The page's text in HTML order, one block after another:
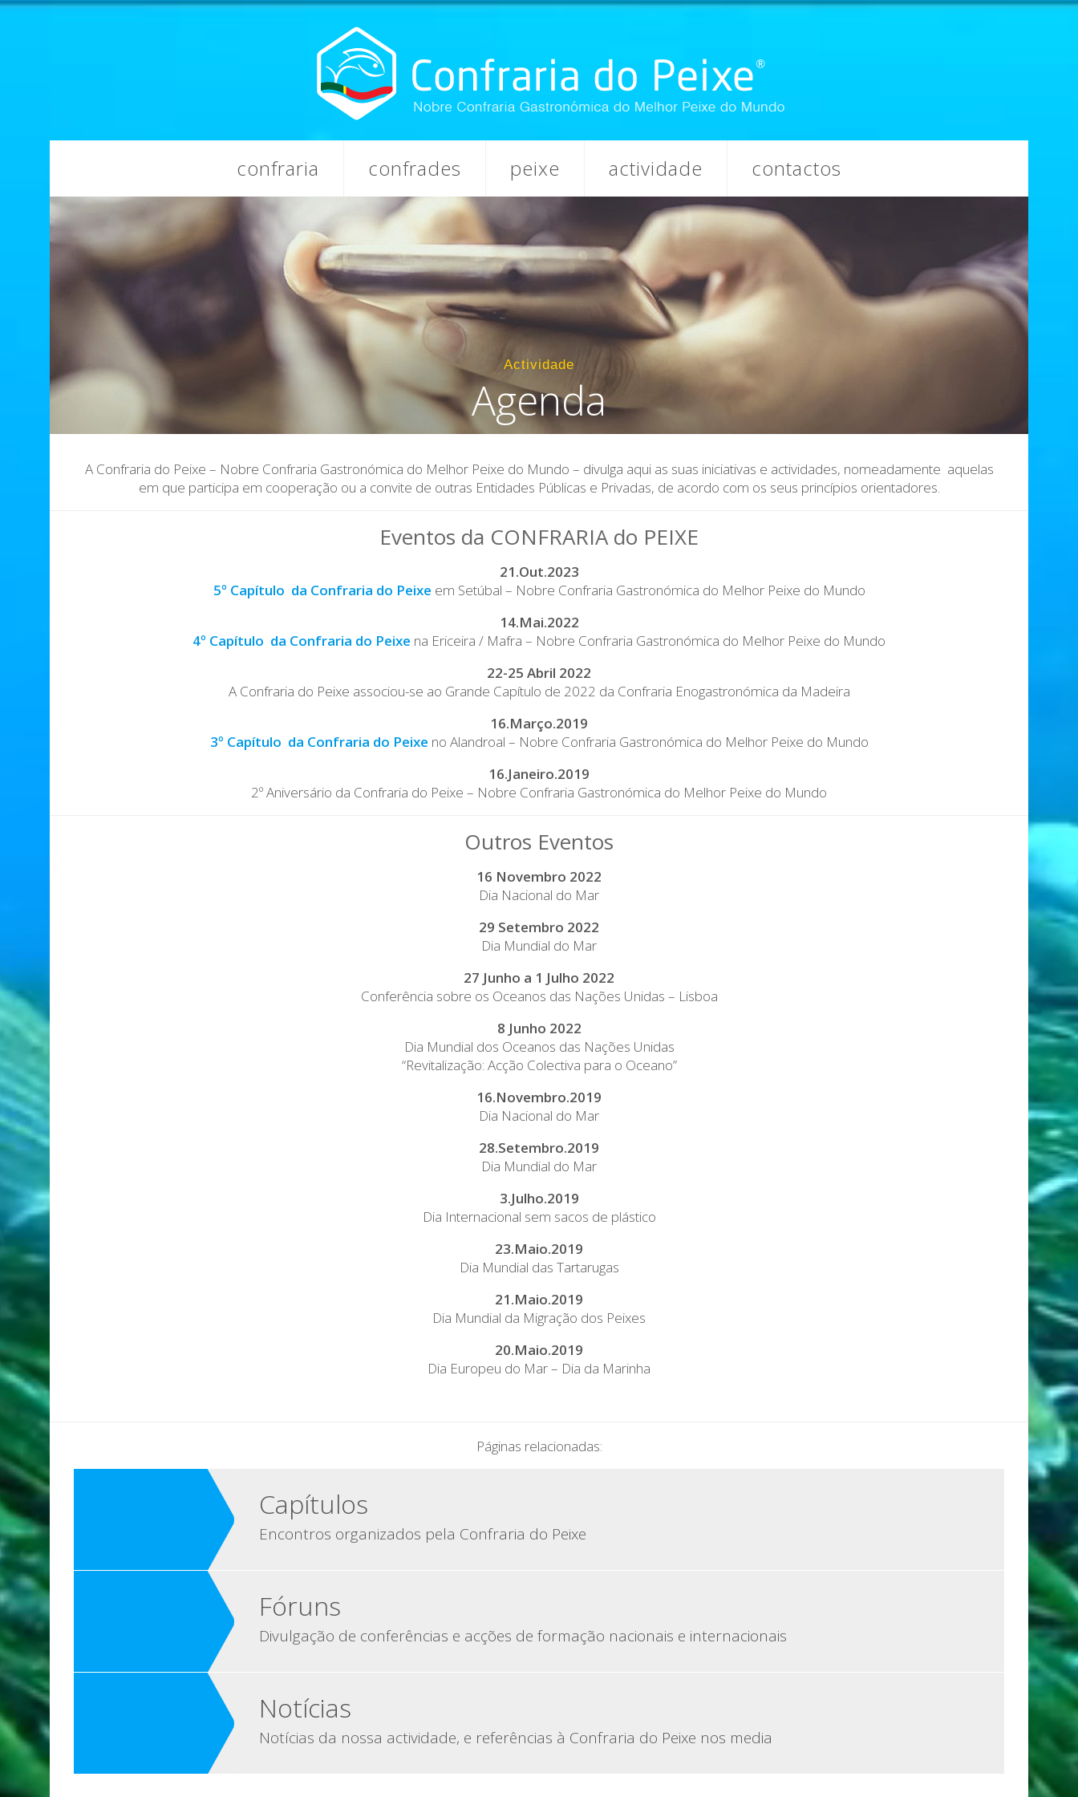
confraria confrades peixe actividade contactos
Actividade
Agenda
A Confraria do Peixe – Nobre Confraria Gastronómica do Melhor Peixe do Mundo – divulga aqui as suas iniciativas e actividades, nomeadamente aquelas
em que participa em cooperação ou a convite de outras Entidades Públicas e Privadas, de acordo com os seus princípios orientadores.
Eventos da CONFRARIA do PEIXE
21.Out.2023
5º Capítulo da Confraria do Peixe em Setúbal – Nobre Confraria Gastronómica do Melhor Peixe do Mundo
14.Mai.2022
4º Capítulo da Confraria do Peixe na Ericeira / Mafra – Nobre Confraria Gastronómica do Melhor Peixe do Mundo
22-25 Abril 2022
A Confraria do Peixe associou-se ao Grande Capítulo de 2022 da Confraria Enogastronómica da Madeira
16.Março.2019
3º Capítulo da Confraria do Peixe no Alandroal – Nobre Confraria Gastronómica do Melhor Peixe do Mundo
16.Janeiro.2019
2º Aniversário da Confraria do Peixe – Nobre Confraria Gastronómica do Melhor Peixe do Mundo
Outros Eventos
16 Novembro 2022
Dia Nacional do Mar
29 Setembro 2022
Dia Mundial do Mar
27 Junho a 1 Julho 2022
Conferência sobre os Oceanos das Nações Unidas – Lisboa
8 Junho 2022
Dia Mundial dos Oceanos das Nações Unidas
“Revitalização: Acção Colectiva para o Oceano”
16.Novembro.2019
Dia Nacional do Mar
28.Setembro.2019
Dia Mundial do Mar
3.Julho.2019
Dia Internacional sem sacos de plástico
23.Maio.2019
Dia Mundial das Tartarugas
21.Maio.2019
Dia Mundial da Migração dos Peixes
20.Maio.2019
Dia Europeu do Mar – Dia da Marinha
Páginas relacionadas:
Capítulos
Encontros organizados pela Confraria do Peixe
Fóruns
Divulgação de conferências e acções de formação nacionais e internacionais
Notícias
Notícias da nossa actividade, e referências à Confraria do Peixe nos media